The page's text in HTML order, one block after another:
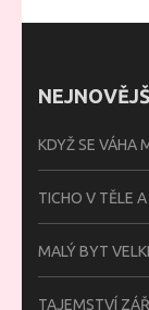
KDYŽ SE VÁHA
TICHO V TĚLE A
MALÝ BYT
TAJEMSTVÍ